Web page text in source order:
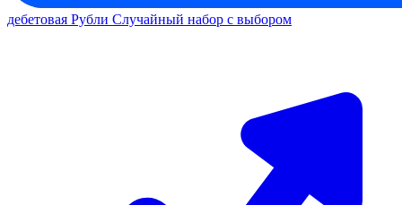
дебетовая Рубли Случайный набор с выбором